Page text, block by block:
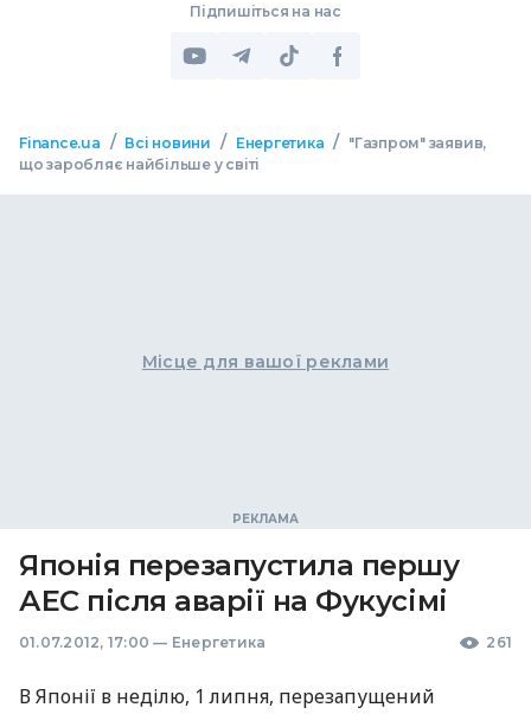
Підпишіться на нас
Finance.ua / Всі новини / Енергетика / "Газпром" заявив,
що заробляє найбільше у світі
Місце для вашої реклами
Японія перезапустила першу
АЕС після аварії на Фукусімі
01.07.2012, 17:00 — Енергетика 261
В Японії в неділю, 1 липня, перезапущений